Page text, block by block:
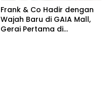
Frank & Co Hadir dengan
Wajah Baru di GAIA Mall,
Gerai Pertama di